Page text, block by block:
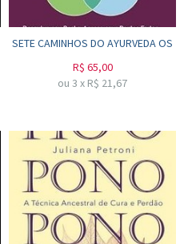
SETE CAMINHOS DO AYURVEDA OS
R$ 65,00
ou 3 x R$ 21,67